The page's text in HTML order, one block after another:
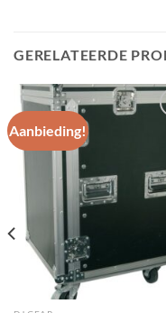
GERELATEERDE
Aanbieding!